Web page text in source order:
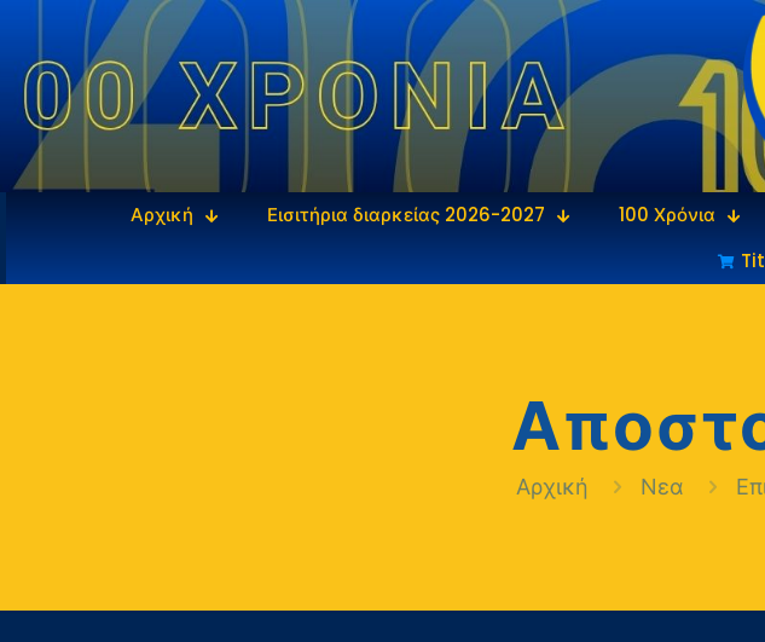
Αρχική Εισιτήρια διαρκείας 2026-2027 100 Χρόνια
Αρχική Νεα